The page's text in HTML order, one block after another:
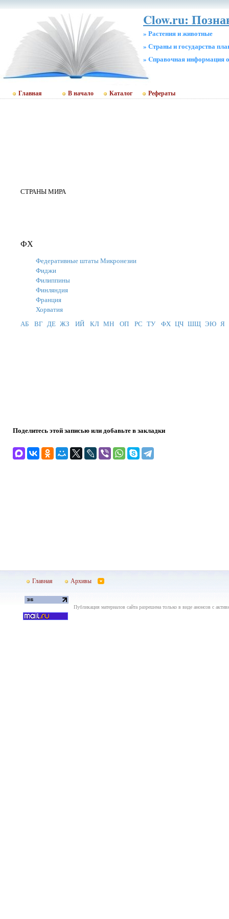
Clow.ru:
» Растения и животные
» Страны и государства
» Cправочная информация
Главная В начало Каталог Рефераты
СТРАНЫ МИРА
ФХ
Федеративные штаты Микронезии
Фиджи
Филиппины
Финляндия
Франция
Хорватия
АБ
ВГ ДЕ ЖЗ ИЙ КЛ МН ОП РС ТУ ФХ ЦЧ ШЩ ЭЮ Я
Поделитесь этой записью или добавьте в закладки
Главная Архивы
Публикация материалов сайта разрешена только в виде анонсов с